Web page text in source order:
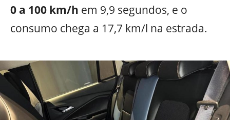
0 a 100 km/h em 9,9 segundos, e o
consumo chega a 17,7 km/l na estrada.